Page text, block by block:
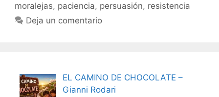
moralejas, paciencia, persuasión, resistencia
Deja un comentario
EL CAMINO DE CHOCOLATE –
Gianni Rodari